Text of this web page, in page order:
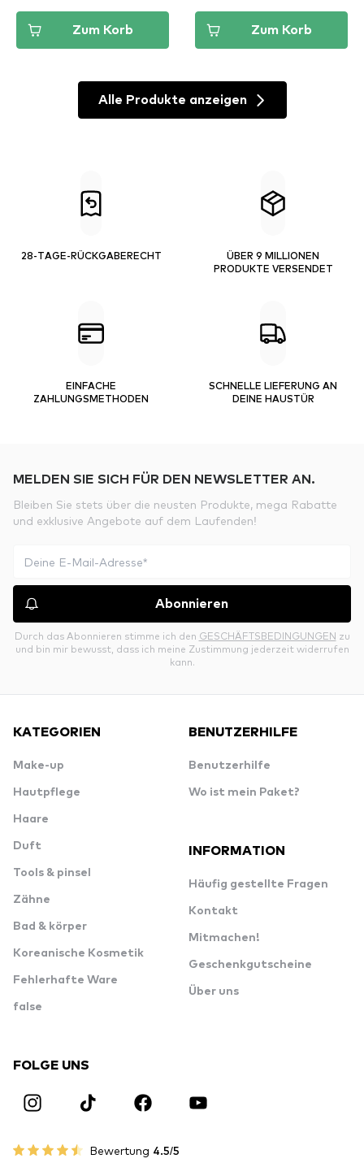
Zum Korb Zum Korb
Alle Produkte anzeigen
28-TAGE-RÜCKGABERECHT
ÜBER 9 MILLIONEN
PRODUKTE VERSENDET
EINFACHE
ZAHLUNGSMETHODEN
SCHNELLE LIEFERUNG AN
DEINE HAUSTÜR
MELDEN SIE SICH FÜR DEN NEWSLETTER AN.
Bleiben Sie stets über die neusten Produkte, mega Rabatte
und exklusive Angebote auf dem Laufenden!
Abonnieren
Durch das Abonnieren stimme ich den GESCHÄFTSBEDINGUNGEN zu
und bin mir bewusst, dass ich meine Zustimmung jederzeit widerrufen
kann.
KATEGORIEN
Make-up
Hautpflege
Haare
Duft
Tools & pinsel
Zähne
Bad & körper
Koreanische Kosmetik
Fehlerhafte Ware
false
BENUTZERHILFE
Benutzerhilfe
Wo ist mein Paket?
INFORMATION
Häufig gestellte Fragen
Kontakt
Mitmachen!
Geschenkgutscheine
Über uns
FOLGE UNS
Bewertung 4.5/5